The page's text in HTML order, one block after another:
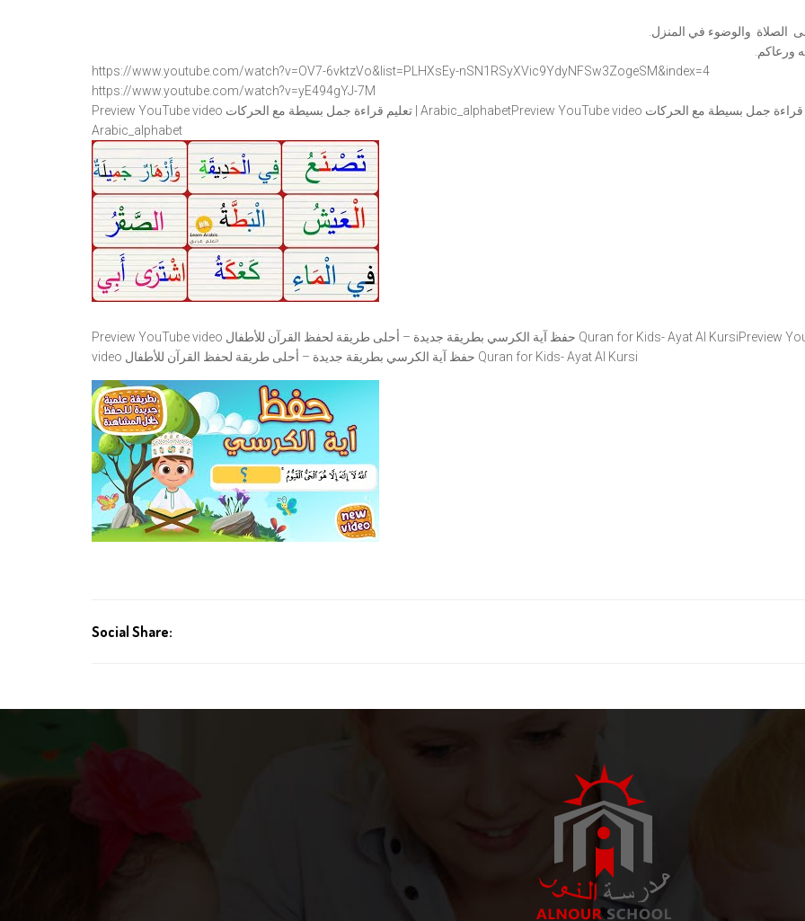
الصلاة والوضوء في المنزل.
ورعاكم.
https://www.youtube.com/watch?v=OV7-6vktzVo&list=PLHXsEy-nSN1RSyXVic9YdyNFSw3ZogeSM&index=4
https://www.youtube.com/watch?v=yE494gYJ-7M
Preview YouTube video تعليم قراءة جمل بسيطة مع الحركات | Arabic_alphabetPreview YouTube video تعليم قراءة جمل بسيطة مع الحركات |
Arabic_alphabet
Preview YouTube video حفظ آية الكرسي بطريقة جديدة – أحلى طريقة لحفظ القرآن للأطفال Quran for Kids- Ayat Al KursiPreview
video حفظ آية الكرسي بطريقة جديدة – أحلى طريقة لحفظ القرآن للأطفال Quran for Kids- Ayat Al Kursi
Social Share: